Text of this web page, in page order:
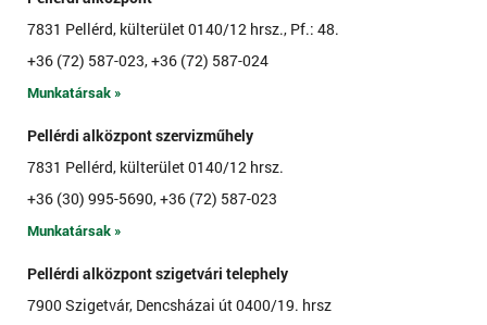
7831 Pellérd, külterület 0140/12 hrsz., Pf.: 48.
+36 (72) 587-023, +36 (72) 587-024
Munkatársak »
Pellérdi alközpont szervizműhely
7831 Pellérd, külterület 0140/12 hrsz.
+36 (30) 995-5690, +36 (72) 587-023
Munkatársak »
Pellérdi alközpont szigetvári telephely
7900 Szigetvár, Dencsházai út 0400/19. hrsz